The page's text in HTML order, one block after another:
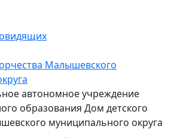
автономное учреждение
образования Дом детского
муниципального округа